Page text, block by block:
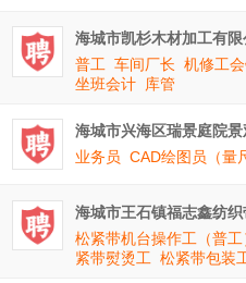
海城市凯杉木材加工有限
普工 车间厂长 机修工
坐班会计
库管
海城市兴海区瑞景庭院
业务员 CAD绘图员（量
海城市王石镇福志鑫纺织
松紧带机台操作工（普工
紧带熨烫工 松紧带包装